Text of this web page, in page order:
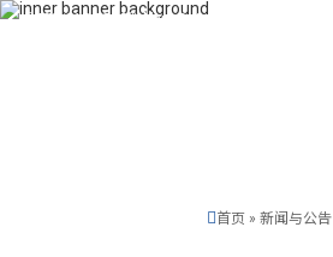
400-115-2288 dfam@yichengzhiye.com
首页 » 新闻与公告